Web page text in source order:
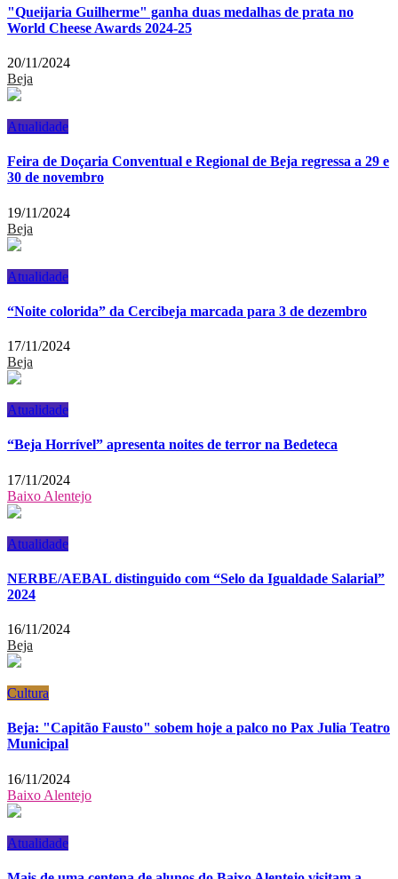
"Queijaria Guilherme" ganha duas medalhas de prata no
World Cheese Awards 2024-25
20/11/2024
Beja
Atualidade
Feira de Doçaria Conventual e Regional de Beja regressa a 29 e
30 de novembro
19/11/2024
Beja
Atualidade
“Noite colorida” da Cercibeja marcada para 3 de dezembro
17/11/2024
Beja
Atualidade
“Beja Horrível” apresenta noites de terror na Bedeteca
17/11/2024
Baixo Alentejo
Atualidade
NERBE/AEBAL distinguido com “Selo da Igualdade Salarial”
2024
16/11/2024
Beja
Cultura
Beja: "Capitão Fausto" sobem hoje a palco no Pax Julia Teatro
Municipal
16/11/2024
Baixo Alentejo
Atualidade